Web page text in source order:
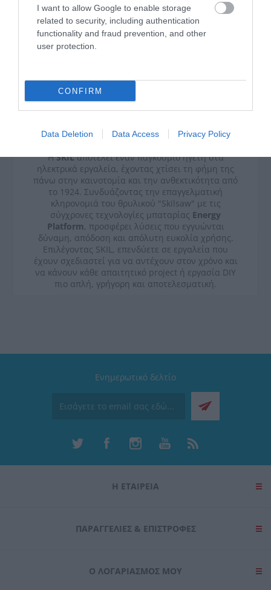
I want to allow Google to enable storage
related to security, including authentication
functionality and fraud prevention, and other
user protection.
CONFIRM
Data Deletion Data Access Privacy Policy
ΗSKILαποτελεί έναν παγκόσμιο ηγέτη στα
ηλεκτρικά εργαλεία, έχοντας χτίσει τη φήμη της
πάνω στην καινοτομία και την ανθεκτικότητα από
το 1924. Συνδυάζοντας την επαγγελματική
κληρονομιά του θρυλικού "Skilsaw" με τις
σύγχρονες τεχνολογίες μπαταρίας Energy
Platform, προσφέρει λύσεις που εγγυώνται
δύναμη, απόδοση και απόλυτη ευκολία χρήσης.
Επιλέγοντας SKIL, επενδύετε σε εργαλεία που
έχουν σχεδιαστεί για να αντέχουν στον χρόνο και
να κάνουν κάθε απαιτητικό project ή εργασία DIY
πιο απλή, γρήγορη και αποτελεσματική.
Ενημερωτικό δελτίο
Η ΕΤΑΙΡΕΙΑ
ΠΑΡΑΓΓΕΛΊΕΣ & ΕΠΙΣΤΡΟΦΈΣ
Ο ΛΟΓΑΡΙΑΣΜΌΣ ΜΟΥ